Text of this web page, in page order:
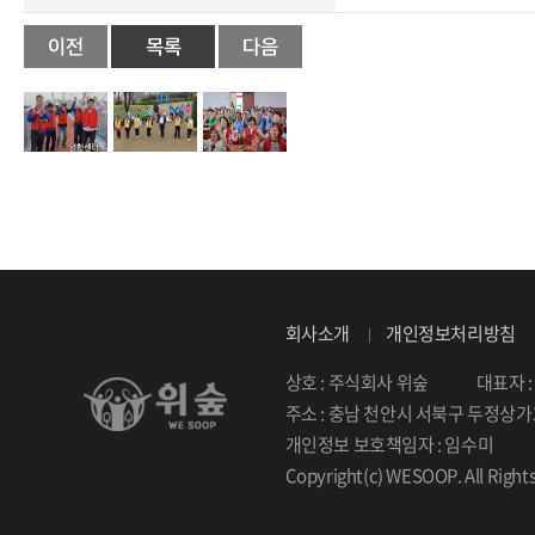
회사소개
개인정보처리방침
상호 : 주식회사 위숲
대표자
주소 : 충남 천안시 서북구 두정상
개인정보 보호책임자 : 임수미
Copyright(c) WESOOP. All